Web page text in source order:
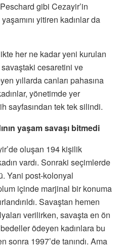
gibi Cezayir’in
yitiren kadınlar da
her ne kadar yeni kurulan
cesaretini ve
yıllarda canları pahasına
yönetimde yer
sayfasından tek tek silindi.
yaşam savaşı bitmedi
oluşan 194 kişilik
vardı. Sonraki seçimlerde
Yani post-kolonyal
içinde marjinal bir konuma
Savaştan hemen
verilirken, savaşta en ön
ödeyen kadınlara bu
sonra 1997’de tanındı. Ama